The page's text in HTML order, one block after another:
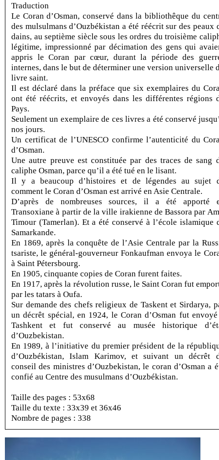
Traduction
Le Coran d’Osman, conservé dans la bibliothêque du
des mulsulmans d’Ouzbékistan a été réécrit sur des peaux
dains, au septième siècle sous les ordres du troisième
légitime, impressionné par décimation des gens qui
appris le Coran par cœur, durant la période des
internes, dans le but de déterminer une version universelle
livre saint.
Il est déclaré dans la préface que six exemplaires du
ont été réécrits, et envoyés dans les différentes régions
Pays.
Seulement un exemplaire de ces livres a été conservé
nos jours.
Un certificat de l’UNESCO confirme l’autenticité du
d’Osman.
Une autre preuve est constituée par des traces de sang
caliphe Osman, parce qu’il a été tué en le lisant.
Il y a beaucoup d’histoires et de légendes au sujet
comment le Coran d’Osman est arrivé en Asie Centrale.
D’après de nombreuses sources, il a été apporté
Transoxiane à partir de la ville irakienne de Bassora par
Timour (Tamerlan). Et a été conservé à l’école islamique
Samarkande.
En 1869, après la conquête de l’Asie Centrale par la
tsariste, le général-gouverneur Fonkaufman envoya le
à Saint Pétersbourg.
En 1905, cinquante copies de Coran furent faites.
En 1917, après la révolution russe, le Saint Coran fut
par les tatars à Oufa.
Sur demande des chefs religieux de Taskent et Sirdarya,
un décrêt spécial, en 1924, le Coran d’Osman fut
Tashkent et fut conservé au musée historique
d’Ouzbekistan.
En 1989, à l’initiative du premier président de la
d’Ouzbékistan, Islam Karimov, et suivant un décrêt
conseil des ministres d’Ouzbekistan, le coran d’Osman a
confié au Centre des musulmans d’Ouzbékistan.
Taille des pages : 53x68
Taille du texte : 33x39 et 36x46
Nombre de pages : 338